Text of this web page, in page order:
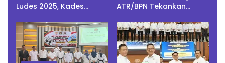
Ludes 2025, Kades
Barang Beda Spesifikasi
di 2026
ATR/BPN Tekankan
Kinerja Pusat dan
Daerah